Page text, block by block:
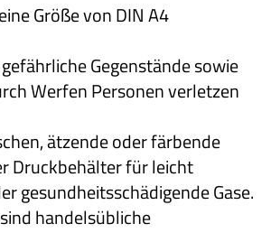
Größe von DIN A4
Gegenstände sowie
Werfen Personen verletzen
ätzende oder färbende
Druckbehälter für leicht
gesundheitsschädigende Gase.
handelsübliche